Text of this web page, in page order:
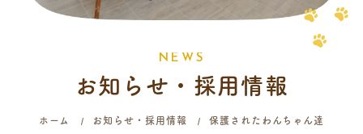
058-214-4071
N E W S
お知らせ・採用情報
ホーム お知らせ・採用情報 保護されたわんちゃん達